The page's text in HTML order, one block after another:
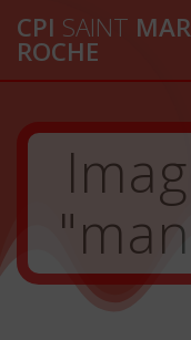
CPI SAINT
ROCHE